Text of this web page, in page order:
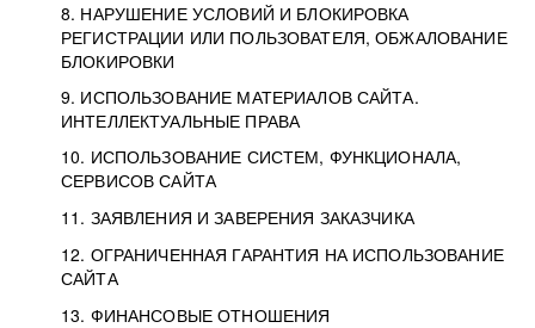
8. НАРУШЕНИЕ УСЛОВИЙ И БЛОКИРОВКА
РЕГИСТРАЦИИ ИЛИ ПОЛЬЗОВАТЕЛЯ, ОБЖАЛОВАНИЕ
БЛОКИРОВКИ
9. ИСПОЛЬЗОВАНИЕ МАТЕРИАЛОВ САЙТА.
ИНТЕЛЛЕКТУАЛЬНЫЕ ПРАВА
10. ИСПОЛЬЗОВАНИЕ СИСТЕМ, ФУНКЦИОНАЛА,
СЕРВИСОВ САЙТА
11. ЗАЯВЛЕНИЯ И ЗАВЕРЕНИЯ ЗАКАЗЧИКА
12. ОГРАНИЧЕННАЯ ГАРАНТИЯ НА ИСПОЛЬЗОВАНИЕ
САЙТА
13. ФИНАНСОВЫЕ ОТНОШЕНИЯ